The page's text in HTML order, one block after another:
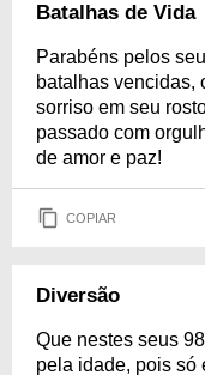
Batalhas de Vida
Parabéns pelos
batalhas vencidas,
sorriso em seu
passado com
de amor e paz!
COPIAR
Diversão
Que nestes seus
pela idade, pois só